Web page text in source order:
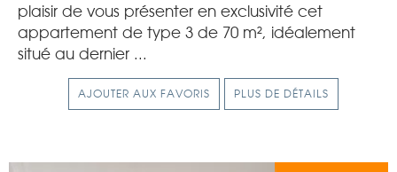
plaisir de vous présenter en exclusivité cet
appartement de type 3 de 70 m², idéalement
situé au dernier ...
AJOUTER AUX FAVORIS PLUS DE DÉTAILS